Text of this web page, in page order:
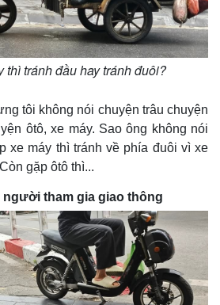
thì tránh đầu hay tránh đuôi?
tôi không nói chuyện trâu chuyện
ôtô, xe máy. Sao ông không nói
xe máy thì tránh về phía đuôi vì xe
gặp ôtô thì...
tham gia giao thông